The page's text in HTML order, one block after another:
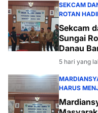
SEKCAM
ROTAN
Sekcam
Sungai
Danau
5 hari yang
HARUS